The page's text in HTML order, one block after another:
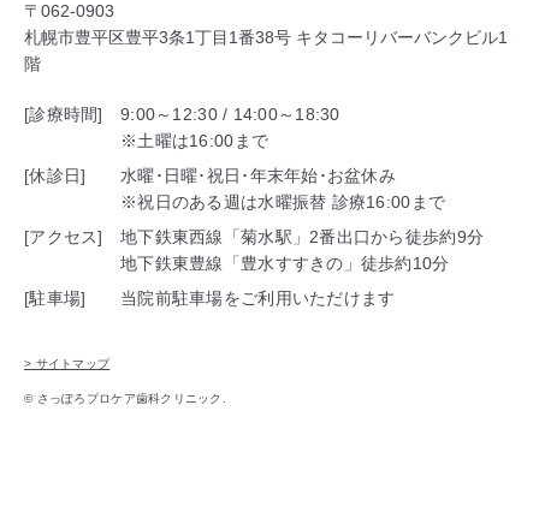
〒062-0903
札幌市豊平区豊平3条1丁目1番38号 キタコーリバーバンクビル1
階
[診療時間]
9:00～12:30 / 14:00～18:30
※土曜は16:00まで
[休診日]
水曜･日曜･祝日･年末年始･お盆休み
※祝日のある週は水曜振替 診療16:00まで
[アクセス]
地下鉄東西線「菊水駅」2番出口から徒歩約9分
地下鉄東豊線「豊水すすきの」徒歩約10分
[駐車場]
当院前駐車場をご利用いただけます
> サイトマップ
© さっぽろプロケア歯科クリニック.